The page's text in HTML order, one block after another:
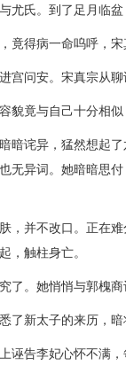
尤氏。到了足月临
竟得病一命呜呼，宋
宫问安。宋真宗从
貌竟与自己十分相
暗诧异，猛然想起
无异词。她暗暗思
，并不改口。正在
，触柱身亡。
了。她悄悄与郭槐
了新太子的来历，
诬告李妃心怀不满